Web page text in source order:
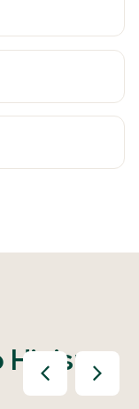
Hipismo